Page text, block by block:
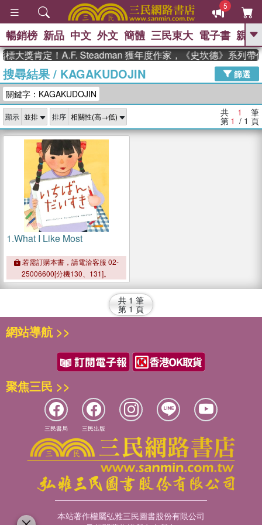
5
GO
熱搜： 東野圭吾 The Odyssey 、
父親節 、 如果歷史是一群喵 、 暑期
念華 、 台灣的李登輝時代 、 數學女
孩：黎曼猜想
偉大的迷走神經
暢銷榜 新品 中文 外文 簡體 三民東大 電子書 親子
大獎肯定！A.F. Steadman 獲年度作家，《史坎德》系列帶
搜尋結果/ KAGAKUDOJIN
篩選
關鍵字：KAGAKUDOJIN
顯示 排序 共 1 筆
第 1 / 1 頁
1.What I Like Most
若需訂購本書，請電洽客服 02-
25006600[分機130、131]。
共 1 筆
第 1 頁
網站導航 >>
聚焦三民 >>
三民書局 三民出版
本站著作權屬弘雅三民圖書股份有限公司